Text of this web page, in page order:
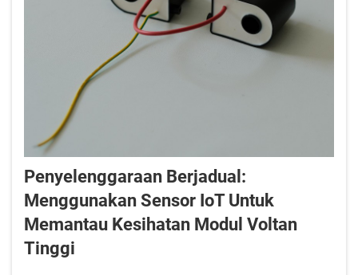
Penyelenggaraan Berjadual:
Menggunakan Sensor IoT Untuk
Memantau Kesihatan Modul Voltan
Tinggi